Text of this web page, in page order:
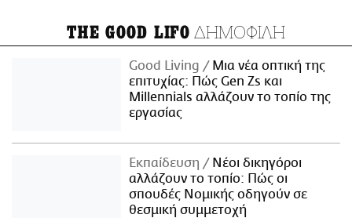
THE GOOD LIFO ΔΗΜΟΦΙΛΗ
Good Living
Μια νέα οπτική της
επιτυχίας: Πώς Gen Zs και
Millennials αλλάζουν το τοπίο της
εργασίας
Εκπαίδευση
Νέοι δικηγόροι
αλλάζουν το τοπίο: Πώς οι
σπουδές Νομικής οδηγούν σε
θεσμική συμμετοχή